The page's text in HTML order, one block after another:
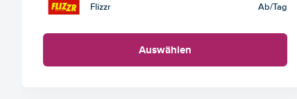
Flizzr Ab/Tag
Auswählen